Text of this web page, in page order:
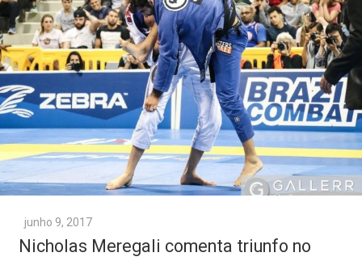
junho 9, 2017
Nicholas Meregali comenta triunfo no